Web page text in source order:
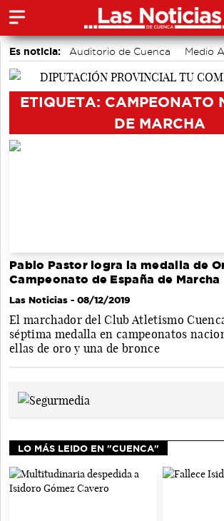
Es noticia: Auditorio de Cuenca
Medio
Motor
Actividades culturales en Cuenca
ETIQUETA: CAMPEONATO
DE MARCHA
Pablo Pastor logra la medalla de
Campeonato de España de Marcha
Las Noticias - 08/12/2019
El marchador del Club Atletismo
séptima medalla en campeonatos
ellas de oro y una de bronce
LO MÁS LEIDO EN "CUENCA"